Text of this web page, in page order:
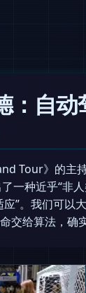
：自
Tour》的
一种近乎“非
”。我们可
给算法，确